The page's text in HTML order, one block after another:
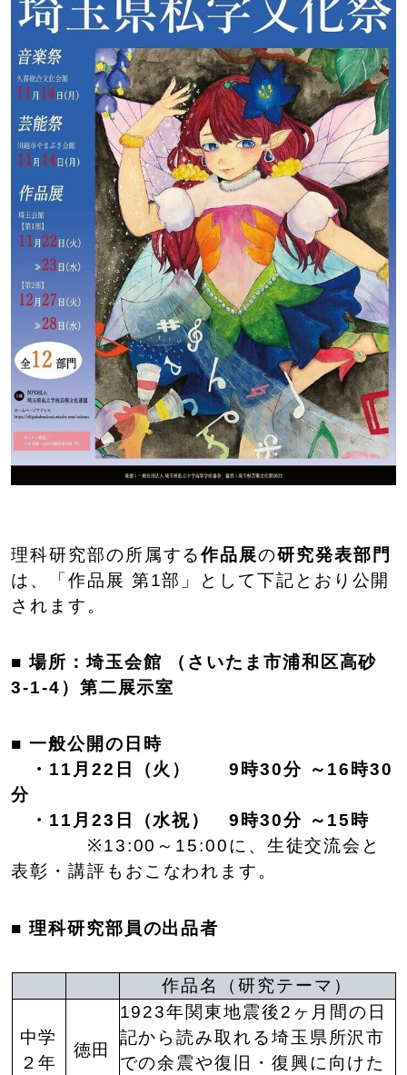
理科研究部の所属する作品展の研究発表部門
は、「作品展 第1部」として下記とおり公開
されます。
■場所：埼玉会館 （さいたま市浦和区高砂
3-1-4）第二展示室
■一般公開の日時
・11月22日（火） 9時30分 ～16時30
分
・11月23日（水祝） 9時30分 ～15時
※13:00～15:00に、生徒交流会と
表彰・講評もおこなわれます。
■理科研究部員の出品者
作品名（研究テーマ）
中学
２年
徳田
1923年関東地震後2ヶ月間の日
記から読み取れる埼玉県所沢市
での余震や復旧・復興に向けた